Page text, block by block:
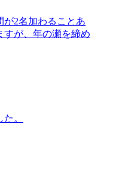
が2名加わることあ
すが、年の瀬を締め
。